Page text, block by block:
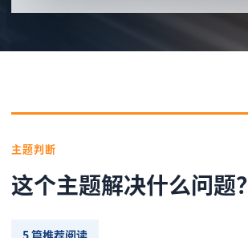
主题判断
这个主题解决什么问题？
5 篇推荐阅读